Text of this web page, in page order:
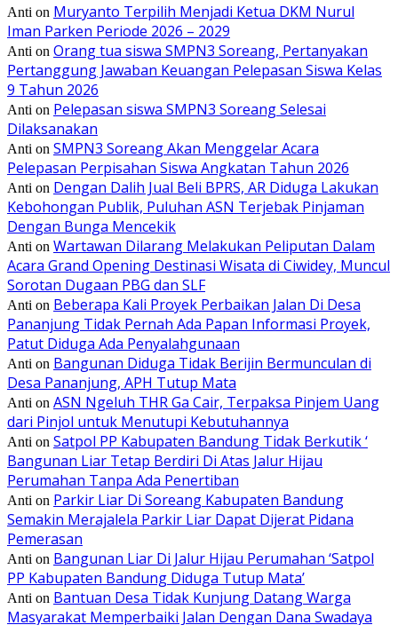
Anti on Muryanto Terpilih Menjadi Ketua DKM Nurul
Iman Parken Periode 2026 – 2029
Anti on Orang tua siswa SMPN3 Soreang, Pertanyakan
Pertanggung Jawaban Keuangan Pelepasan Siswa Kelas
9 Tahun 2026
Anti on Pelepasan siswa SMPN3 Soreang Selesai
Dilaksanakan
Anti on SMPN3 Soreang Akan Menggelar Acara
Pelepasan Perpisahan Siswa Angkatan Tahun 2026
Anti on Dengan Dalih Jual Beli BPRS, AR Diduga Lakukan
Kebohongan Publik, Puluhan ASN Terjebak Pinjaman
Dengan Bunga Mencekik
Anti on Wartawan Dilarang Melakukan Peliputan Dalam
Acara Grand Opening Destinasi Wisata di Ciwidey, Muncul
Sorotan Dugaan PBG dan SLF
Anti on Beberapa Kali Proyek Perbaikan Jalan Di Desa
Pananjung Tidak Pernah Ada Papan Informasi Proyek,
Patut Diduga Ada Penyalahgunaan
Anti on Bangunan Diduga Tidak Berijin Bermunculan di
Desa Pananjung, APH Tutup Mata
Anti on ASN Ngeluh THR Ga Cair, Terpaksa Pinjem Uang
dari Pinjol untuk Menutupi Kebutuhannya
Anti on Satpol PP Kabupaten Bandung Tidak Berkutik ‘
Bangunan Liar Tetap Berdiri Di Atas Jalur Hijau
Perumahan Tanpa Ada Penertiban
Anti on Parkir Liar Di Soreang Kabupaten Bandung
Semakin Merajalela Parkir Liar Dapat Dijerat Pidana
Pemerasan
Anti on Bangunan Liar Di Jalur Hijau Perumahan ‘Satpol
PP Kabupaten Bandung Diduga Tutup Mata’
Anti on Bantuan Desa Tidak Kunjung Datang Warga
Masyarakat Memperbaiki Jalan Dengan Dana Swadaya